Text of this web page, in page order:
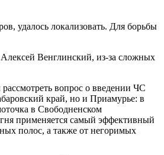
удалось локализовать. Для борьбы
Венглинский, из-за сложных
вопрос о введении ЧС
край, но и Приамурье: в
в Свободненском
применяется самый эффективный
полос, а также от негоримых